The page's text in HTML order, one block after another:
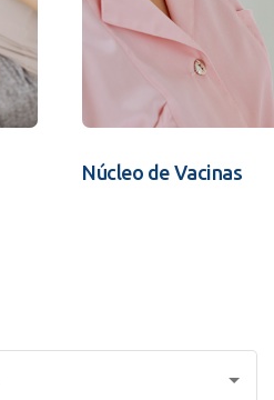
Núcleo de Vacinas